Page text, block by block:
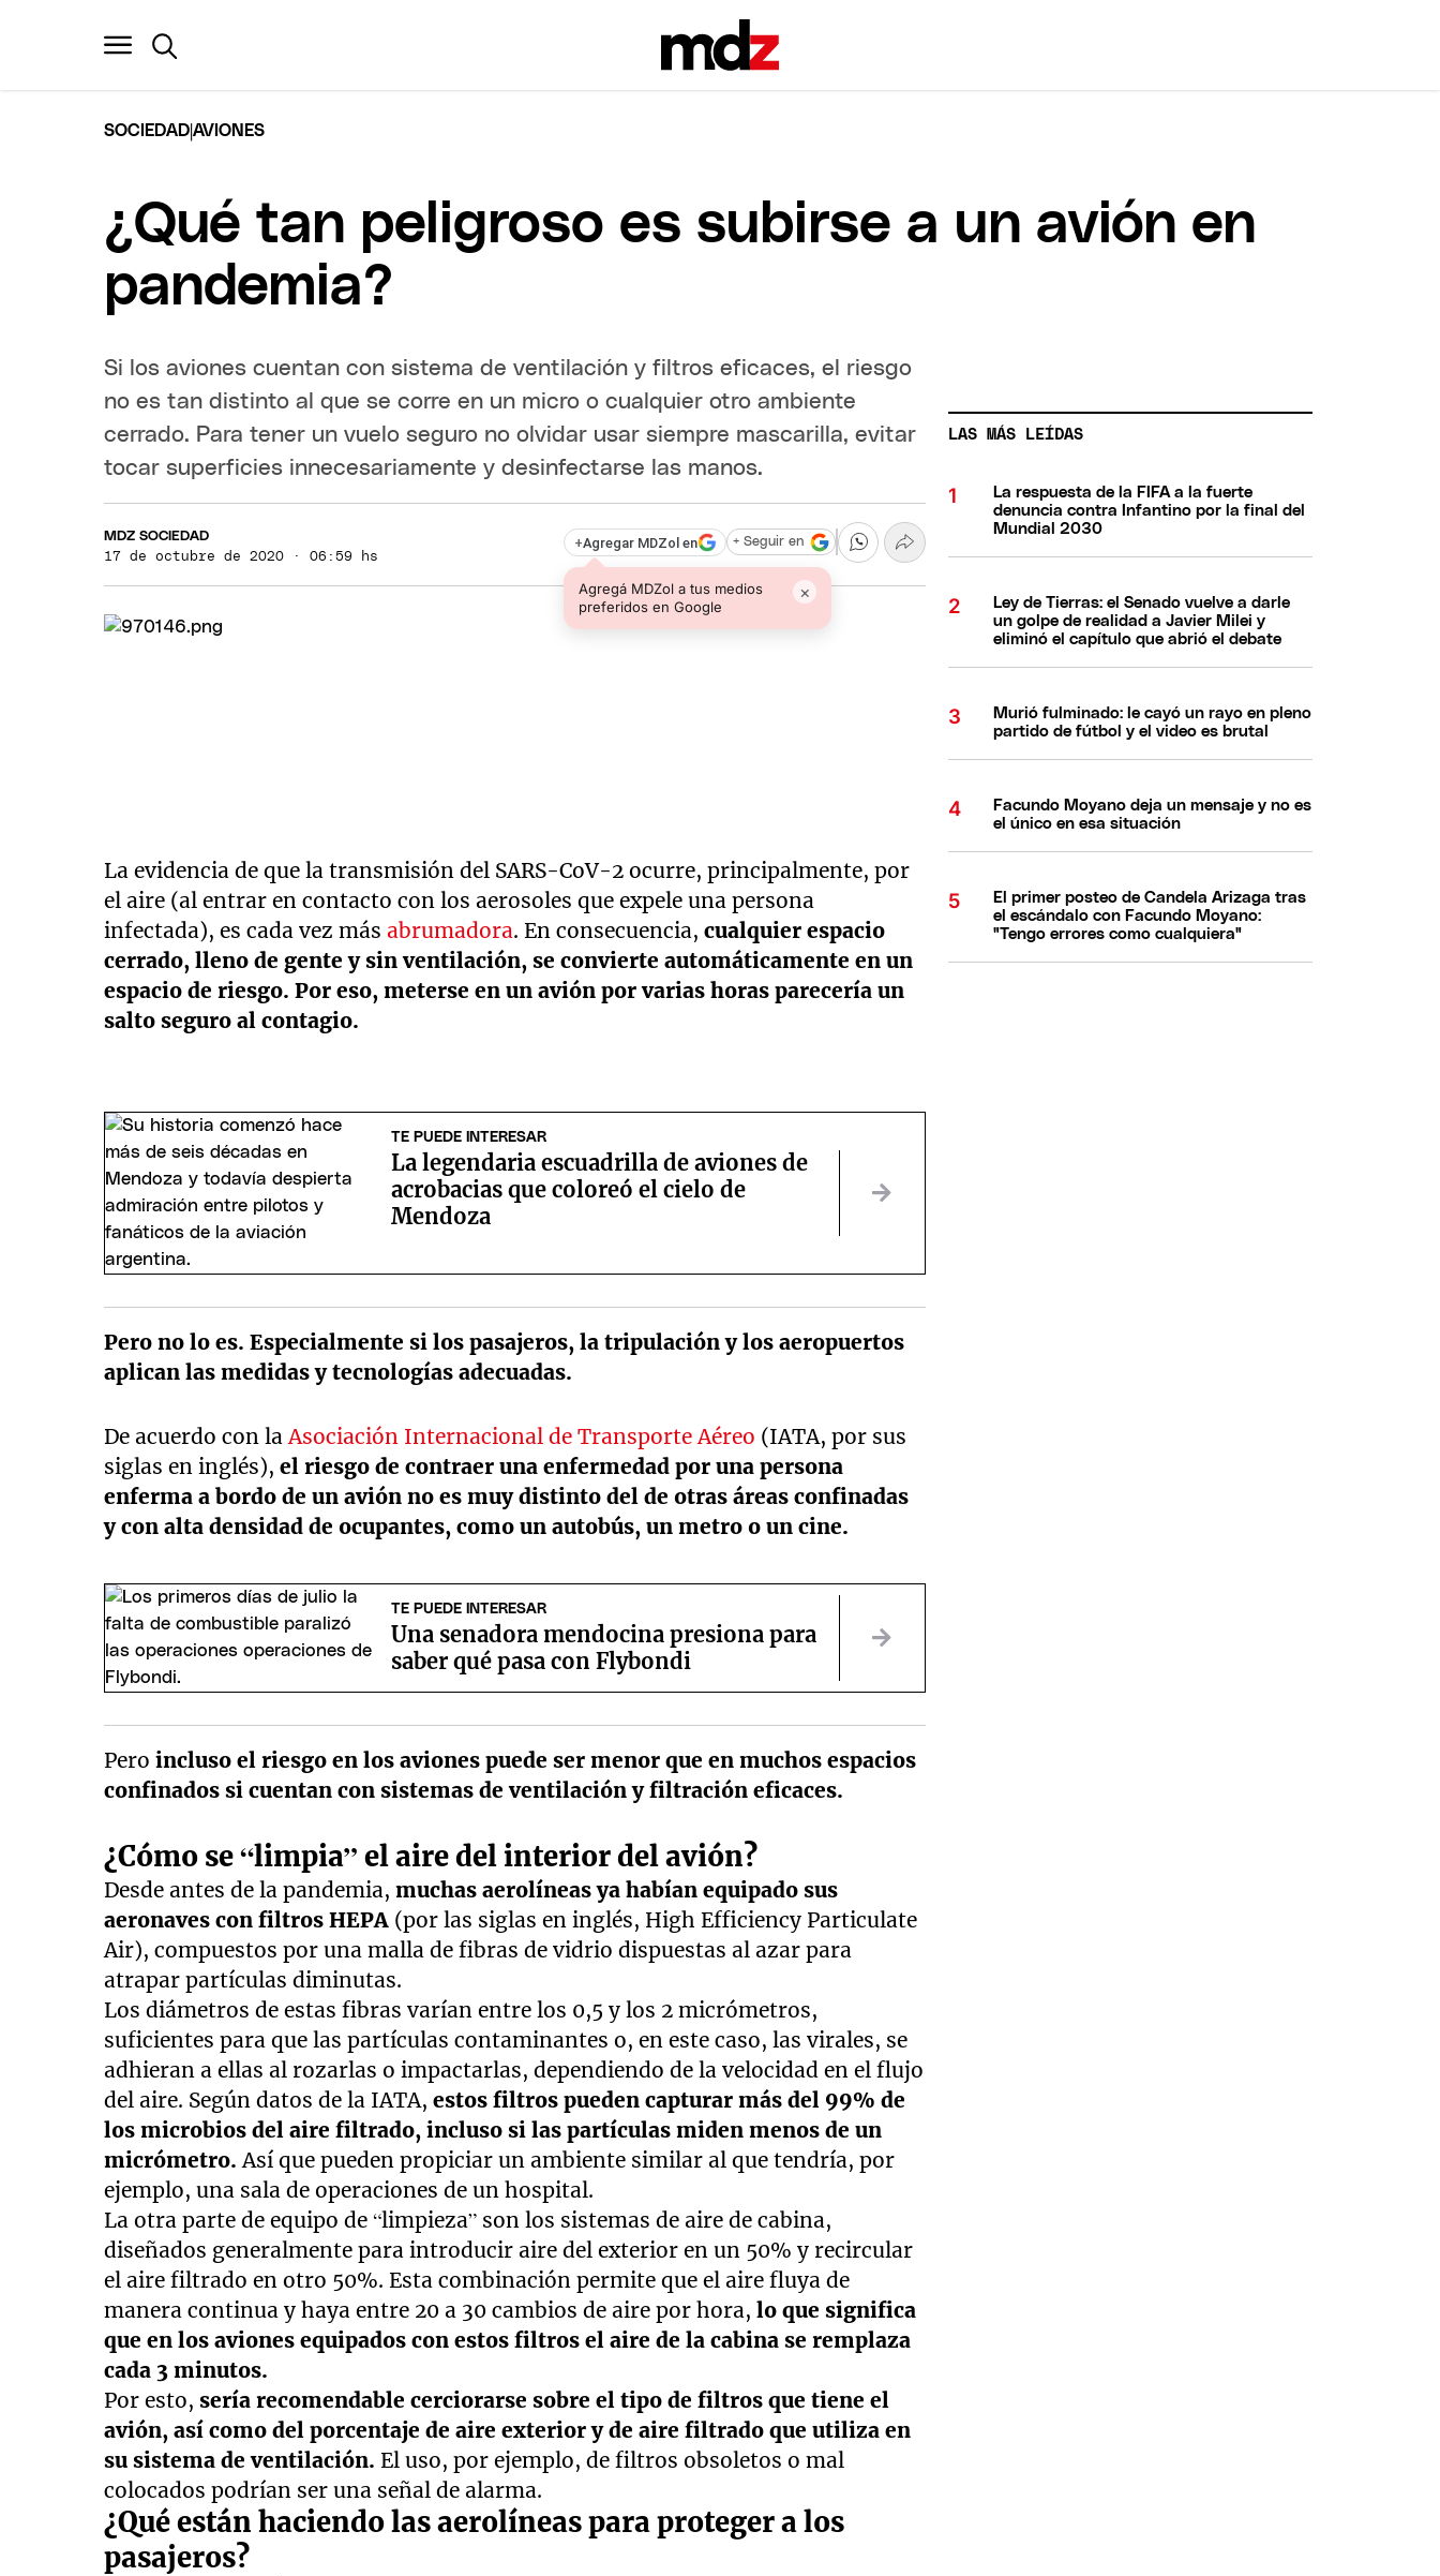
SOCIEDAD|AVIONES
¿Qué tan peligroso es subirse a un avión en
pandemia?
Si los aviones cuentan con sistema de ventilación y filtros eficaces, el riesgo
no es tan distinto al que se corre en un micro o cualquier otro ambiente
cerrado. Para tener un vuelo seguro no olvidar usar siempre mascarilla, evitar
tocar superficies innecesariamente y desinfectarse las manos.
MDZ SOCIEDAD
17 de octubre de 2020 · 06:59 hs
+Agregar MDZol en
Agregá MDZol a tus medios
preferidos en Google
×
+ Seguir en
La evidencia de que la transmisión del SARS-CoV-2 ocurre, principalmente, por
el aire (al entrar en contacto con los aerosoles que expele una persona
infectada), es cada vez másabrumadora. En consecuencia,cualquier espacio
cerrado, lleno de gente y sin ventilación, se convierte automáticamente en un
espacio de riesgo. Por eso, meterse en un avión por varias horas parecería un
salto seguro al contagio.
TE PUEDE INTERESAR
La legendaria escuadrilla de aviones de
acrobacias que coloreó el cielo de
Mendoza
Pero no lo es. Especialmente si los pasajeros, la tripulación y los aeropuertos
aplican las medidas y tecnologías adecuadas.
De acuerdo con la Asociación Internacional de Transporte Aéreo (IATA, por sus
siglas en inglés),el riesgo de contraer una enfermedad por una persona
enferma a bordo de un avión no es muy distinto del de otras áreas confinadas
y con alta densidad de ocupantes, como un autobús, un metro o un cine.
TE PUEDE INTERESAR
Una senadora mendocina presiona para
saber qué pasa con Flybondi
Peroincluso el riesgo en los aviones puede ser menor que en muchos espacios
confinados si cuentan con sistemas de ventilación y filtración eficaces.
¿Cómo se “limpia” el aire del interior del avión?
Desde antes de la pandemia,muchas aerolíneas ya habían equipado sus
aeronaves con filtros HEPA (por las siglas en inglés, High Efficiency Particulate
Air), compuestos por una malla de fibras de vidrio dispuestas al azar para
atrapar partículas diminutas.
Los diámetros de estas fibras varían entre los 0,5 y los 2 micrómetros,
suficientes para que las partículas contaminantes o, en este caso, las virales, se
adhieran a ellas al rozarlas o impactarlas, dependiendo de la velocidad en el flujo
del aire. Según datos de la IATA,estos filtros pueden capturar más del 99% de
los microbios del aire filtrado, incluso si las partículas miden menos de un
micrómetro. Así que pueden propiciar un ambiente similar al que tendría, por
ejemplo, una sala de operaciones de un hospital.
La otra parte de equipo de “limpieza” son los sistemas de aire de cabina,
diseñados generalmente para introducir aire del exterior en un 50% y recircular
el aire filtrado en otro 50%. Esta combinación permite que el aire fluya de
manera continua y haya entre 20 a 30 cambios de aire por hora,lo que significa
que en los aviones equipados con estos filtros el aire de la cabina se remplaza
cada 3 minutos.
Por esto,sería recomendable cerciorarse sobre el tipo de filtros que tiene el
avión, así como del porcentaje de aire exterior y de aire filtrado que utiliza en
su sistema de ventilación.El uso, por ejemplo, de filtros obsoletos o mal
colocados podrían ser una señal de alarma.
¿Qué están haciendo las aerolíneas para proteger a los
pasajeros?
LAS MÁS LEÍDAS
La respuesta de la FIFA a la fuerte
denuncia contra Infantino por la final del
Mundial 2030
Ley de Tierras: el Senado vuelve a darle
un golpe de realidad a Javier Milei y
eliminó el capítulo que abrió el debate
Murió fulminado: le cayó un rayo en pleno
partido de fútbol y el video es brutal
Facundo Moyano deja un mensaje y no es
el único en esa situación
El primer posteo de Candela Arizaga tras
el escándalo con Facundo Moyano:
"Tengo errores como cualquiera"